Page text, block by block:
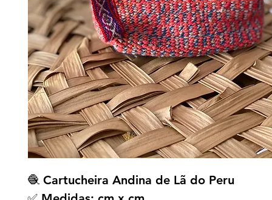
🧶 Cartucheira Andina de Lã do Peru